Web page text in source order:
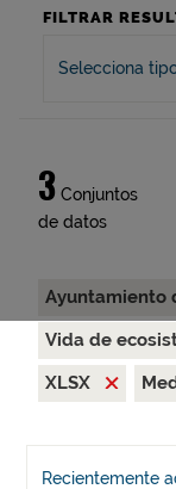
FILTRAR
Selecciona
3 Conjuntos
de datos
Ayuntamiento
Vida de
XLSX
Recientemente